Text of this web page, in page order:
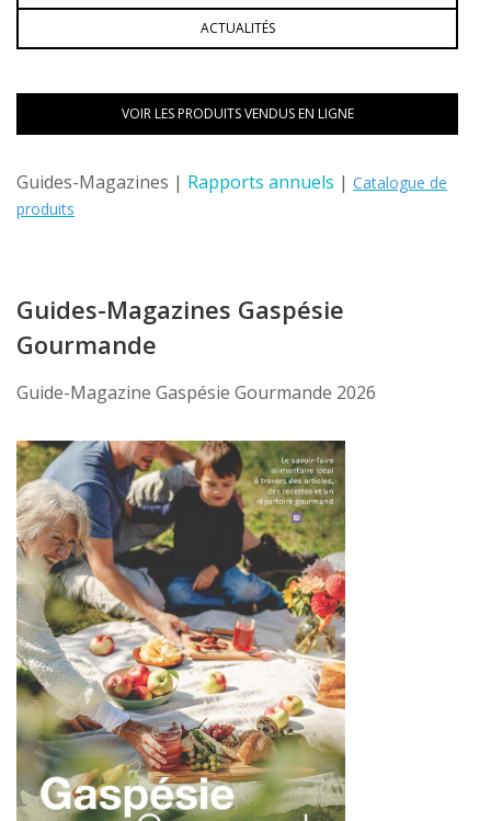
ACTUALITÉS
VOIR LES PRODUITS VENDUS EN LIGNE
Guides-Magazines | Rapports annuels | Catalogue de
produits
Guides-Magazines Gaspésie
Gourmande
Guide-Magazine Gaspésie Gourmande 2026